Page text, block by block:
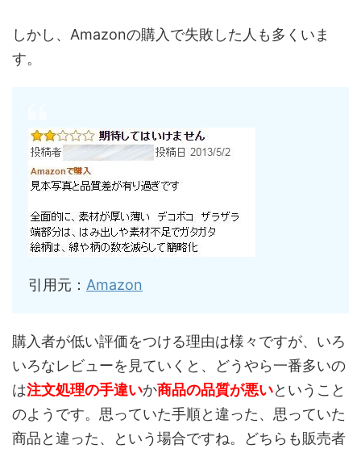
しかし、Amazonの購入で失敗した人も多くいま
す。
引用元： Amazon
購入者が低い評価をつける理由は様々ですが、いろ
いろなレビューを見ていくと、どうやら一番多いの
は注文処理の手違いか商品の品質が悪いということ
のようです。思っていた手順と違った、思っていた
商品と違った、という場合ですね。どちらも販売者